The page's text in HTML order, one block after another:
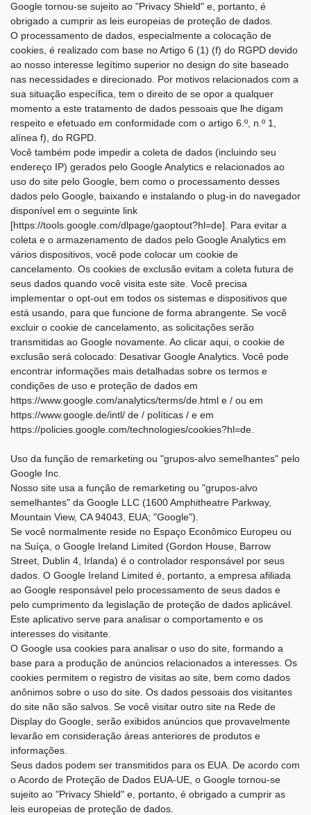
Google tornou-se sujeito ao "Privacy Shield" e, portanto, é
obrigado a cumprir as leis europeias de proteção de dados.
O processamento de dados, especialmente a colocação de
cookies, é realizado com base no Artigo 6 (1) (f) do RGPD devido
ao nosso interesse legítimo superior no design do site baseado
nas necessidades e direcionado. Por motivos relacionados com a
sua situação específica, tem o direito de se opor a qualquer
momento a este tratamento de dados pessoais que lhe digam
respeito e efetuado em conformidade com o artigo 6.º, n.º 1,
alínea f), do RGPD.
Você também pode impedir a coleta de dados (incluindo seu
endereço IP) gerados pelo Google Analytics e relacionados ao
uso do site pelo Google, bem como o processamento desses
dados pelo Google, baixando e instalando o plug-in do navegador
disponível em o seguinte link
[https://tools.google.com/dlpage/gaoptout?hl=de]. Para evitar a
coleta e o armazenamento de dados pelo Google Analytics em
vários dispositivos, você pode colocar um cookie de
cancelamento. Os cookies de exclusão evitam a coleta futura de
seus dados quando você visita este site. Você precisa
implementar o opt-out em todos os sistemas e dispositivos que
está usando, para que funcione de forma abrangente. Se você
excluir o cookie de cancelamento, as solicitações serão
transmitidas ao Google novamente. Ao clicar aqui, o cookie de
exclusão será colocado: Desativar Google Analytics. Você pode
encontrar informações mais detalhadas sobre os termos e
condições de uso e proteção de dados em
https://www.google.com/analytics/terms/de.html e / ou em
https://www.google.de/intl/ de / políticas / e em
https://policies.google.com/technologies/cookies?hl=de.
Uso da função de remarketing ou "grupos-alvo semelhantes" pelo
Google Inc.
Nosso site usa a função de remarketing ou "grupos-alvo
semelhantes" da Google LLC (1600 Amphitheatre Parkway,
Mountain View, CA 94043, EUA; "Google").
Se você normalmente reside no Espaço Econômico Europeu ou
na Suíça, o Google Ireland Limited (Gordon House, Barrow
Street, Dublin 4, Irlanda) é o controlador responsável por seus
dados. O Google Ireland Limited é, portanto, a empresa afiliada
ao Google responsável pelo processamento de seus dados e
pelo cumprimento da legislação de proteção de dados aplicável.
Este aplicativo serve para analisar o comportamento e os
interesses do visitante.
O Google usa cookies para analisar o uso do site, formando a
base para a produção de anúncios relacionados a interesses. Os
cookies permitem o registro de visitas ao site, bem como dados
anônimos sobre o uso do site. Os dados pessoais dos visitantes
do site não são salvos. Se você visitar outro site na Rede de
Display do Google, serão exibidos anúncios que provavelmente
levarão em consideração áreas anteriores de produtos e
informações.
Seus dados podem ser transmitidos para os EUA. De acordo com
o Acordo de Proteção de Dados EUA-UE, o Google tornou-se
sujeito ao "Privacy Shield" e, portanto, é obrigado a cumprir as
leis europeias de proteção de dados.